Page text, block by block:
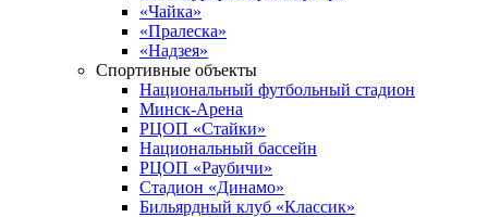
«Чайка»
«Пралеска»
«Надзея»
Спортивные объекты
Национальный футбольный стадион
Минск-Арена
РЦОП «Стайки»
Национальный бассейн
РЦОП «Раубичи»
Стадион «Динамо»
Бильярдный клуб «Классик»